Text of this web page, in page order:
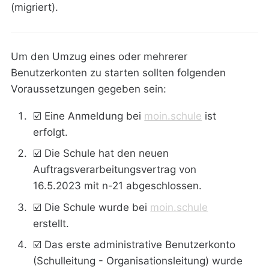
(migriert).
Um den Umzug eines oder mehrerer
Benutzerkonten zu starten sollten folgenden
Voraussetzungen gegeben sein:
☑️ Eine Anmeldung bei moin.schule ist
erfolgt.️ ️
☑️ Die Schule hat den neuen
Auftragsverarbeitungsvertrag von
16.5.2023 mit n-21 abgeschlossen.
☑️ Die Schule wurde bei moin.schule
erstellt.
☑️ Das erste administrative Benutzerkonto
(Schulleitung - Organisationsleitung) wurde